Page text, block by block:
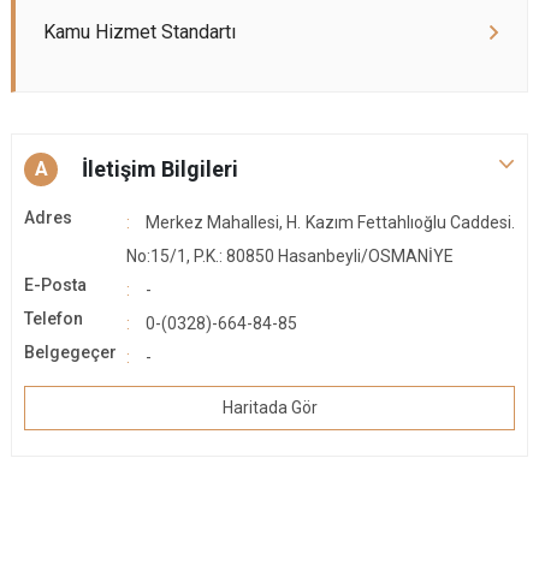
Kamu Hizmet Standartı
A İletişim Bilgileri
Adres
Merkez Mahallesi, H. Kazım Fettahlıoğlu Caddesi.
No:15/1, P.K.: 80850 Hasanbeyli/OSMANİYE
E-Posta
-
Telefon
0-(0328)-664-84-85
Belgegeçer
-
Haritada Gör